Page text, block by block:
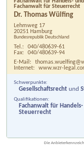
Fachanwalt für Handels-
Fachanwalt für Steuerrecht
Dr. Thomas Wülfing
Lehmweg 17
20251 Hamburg
Bundesrepublik Deutschland
Tel.:
040/480639-61
Fax:
040/480639-94
E-Mail:
Internet:
www.wzr-
Schwerpunkte:
Gesellschaftsrecht und
Qualifikationen:
Fachanwalt für
Steuerrecht
Die